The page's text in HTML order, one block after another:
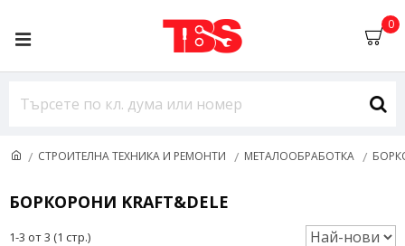
0
СТРОИТЕЛНА ТЕХНИКА И РЕМОНТИ МЕТАЛООБРАБОТКА
БОРКОРОНИ KRAFT&DELE
1-3 от 3 (1 стр.)